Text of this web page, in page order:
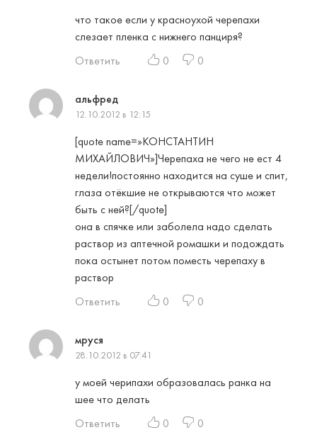
что такое если у красноухой черепахи
слезает пленка с нижнего панциря?
Ответить
0 0
альфред
12.10.2012 в 12:15
[quote name=»КОНСТАНТИН
МИХАЙЛОВИЧ»]Черепаха не чего не ест 4
недели!постоянно находится на суше и спит,
глаза отёкшие не открываются что может
быть с ней?[/quote]
она в спячке или заболела надо сделать
раствор из аптечной ромашки и подождать
пока остынет потом поместь черепаху в
раствор
Ответить
0 0
мруся
28.10.2012 в 07:41
у моей черипахи образовалась ранка на
шее что делать
Ответить
0 0